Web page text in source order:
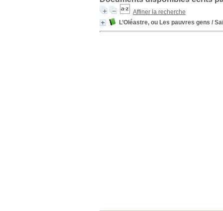
Affiner la recherche
L’Oléastre, ou Les pauvres gens /